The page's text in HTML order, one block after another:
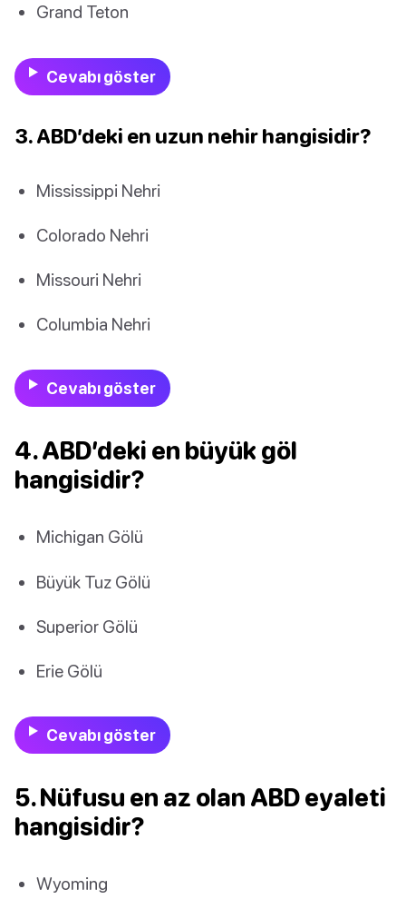
Grand Teton
Cevabı göster
3. ABD’deki en uzun nehir hangisidir?
Mississippi Nehri
Colorado Nehri
Missouri Nehri
Columbia Nehri
Cevabı göster
4. ABD’deki en büyük göl
hangisidir?
Michigan Gölü
Büyük Tuz Gölü
Superior Gölü
Erie Gölü
Cevabı göster
5. Nüfusu en az olan ABD eyaleti
hangisidir?
Wyoming